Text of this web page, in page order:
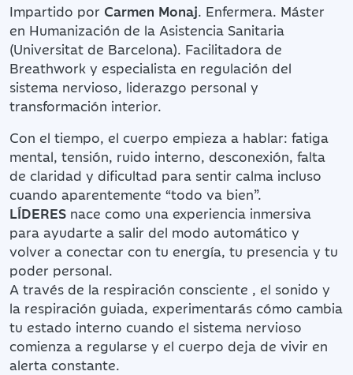
Impartido por Carmen Monaj. Enfermera. Máster
en Humanización de la Asistencia Sanitaria
(Universitat de Barcelona). Facilitadora de
Breathwork y especialista en regulación del
sistema nervioso, liderazgo personal y
transformación interior.
Con el tiempo, el cuerpo empieza a hablar: fatiga
mental, tensión, ruido interno, desconexión, falta
de claridad y dificultad para sentir calma incluso
cuando aparentemente “todo va bien”.
LÍDERES nace como una experiencia inmersiva
para ayudarte a salir del modo automático y
volver a conectar con tu energía, tu presencia y tu
poder personal.
A través de la respiración consciente , el sonido y
la respiración guiada, experimentarás cómo cambia
tu estado interno cuando el sistema nervioso
comienza a regularse y el cuerpo deja de vivir en
alerta constante.